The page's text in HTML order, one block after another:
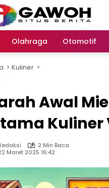
Olahraga Otomotif
Kuliner
Awal
Kuliner
2 Min Baca
Maret 2025 16:42